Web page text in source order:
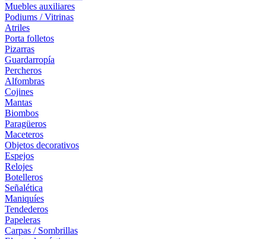
Muebles auxiliares
Podiums / Vitrinas
Atriles
Porta folletos
Pizarras
Guardarropía
Percheros
Alfombras
Cojines
Mantas
Biombos
Paragüeros
Maceteros
Objetos decorativos
Espejos
Relojes
Botelleros
Señalética
Maniquíes
Tendederos
Papeleras
Carpas / Sombrillas